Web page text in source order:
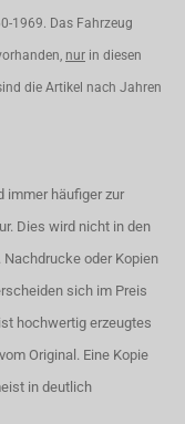
1969. Das Fahrzeug
nur in diesen
die Artikel nach Jahren
immer häufiger zur
Dies wird nicht in den
oder Kopien
sich im Preis
hochwertig erzeugtes
Original. Eine Kopie
in deutlich